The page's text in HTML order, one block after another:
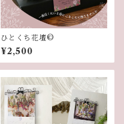
ひとくち花壇©︎
¥2,500